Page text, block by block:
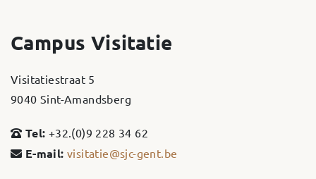
Campus Visitatie
Visitatiestraat 5
9040 Sint-Amandsberg
Tel: +32.(0)9 228 34 62
E-mail: visitatie@sjc-gent.be